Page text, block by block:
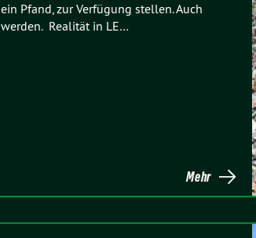
Pfand, zur Verfügung stellen. Auch
Realität in LE…
Mehr